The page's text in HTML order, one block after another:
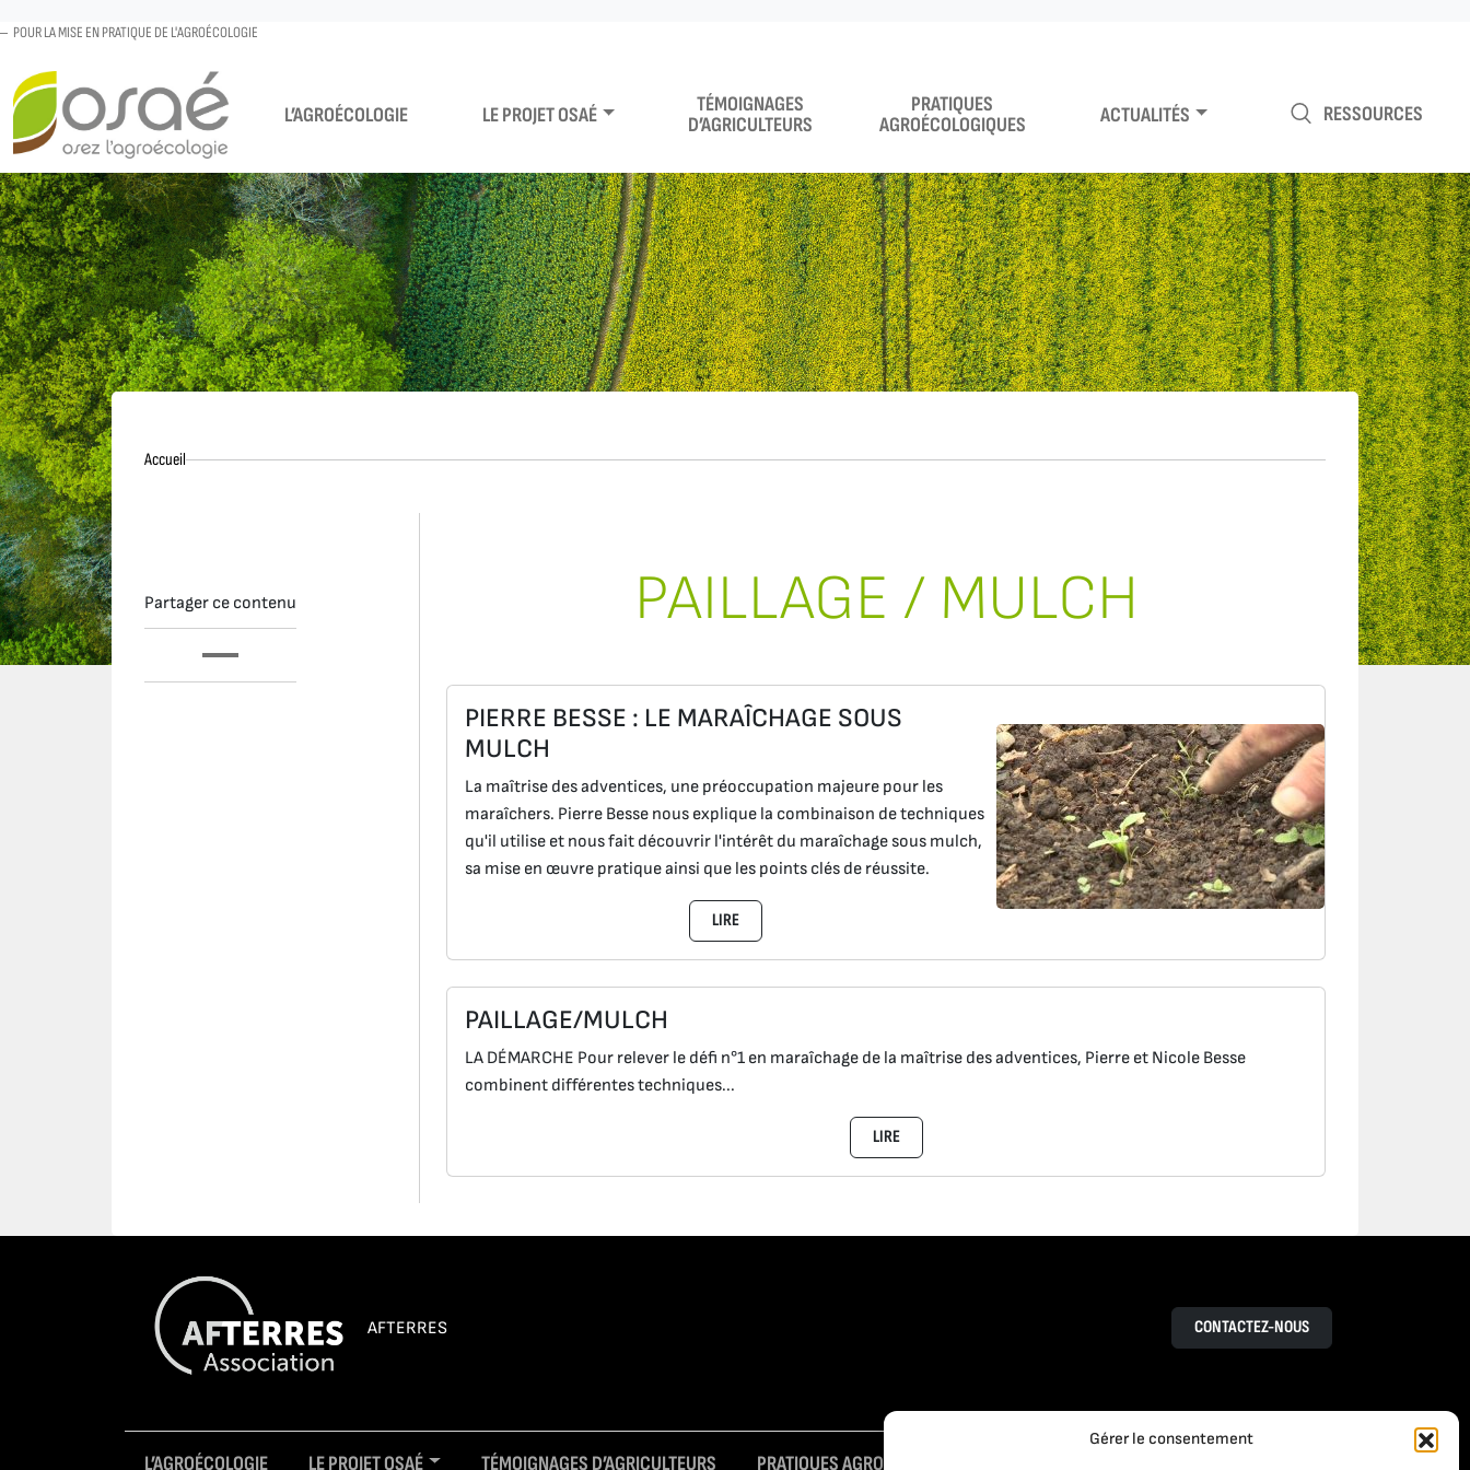
Gérer le consentement
POUR LA MISE EN PRATIQUE DE L'AGROÉCOLOGIE
L’AGROÉCOLOGIE LE PROJET OSAÉ
TÉMOIGNAGES
D’AGRICULTEURS
PRATIQUES
AGROÉCOLOGIQUES
ACTUALITÉS RESSOURCES
AccueilAccueil
Partager ce contenu PAILLAGE / MULCH
PIERRE BESSE : LE MARAÎCHAGE SOUS
MULCH
La maîtrise des adventices, une préoccupation majeure pour les
maraîchers. Pierre Besse nous explique la combinaison de techniques
qu'il utilise et nous fait découvrir l'intérêt du maraîchage sous mulch,
sa mise en œuvre pratique ainsi que les points clés de réussite.
LIRE
PAILLAGE/MULCH
LA DÉMARCHE Pour relever le défi n°1 en maraîchage de la maîtrise des adventices, Pierre et Nicole Besse
combinent différentes techniques...
LIRE
AFTERRES CONTACTEZ-NOUS
L’AGROÉCOLOGIE LE PROJET OSAÉ TÉMOIGNAGES D’AGRICULTEURS PRATIQUES AGROÉCOLOGIQUES